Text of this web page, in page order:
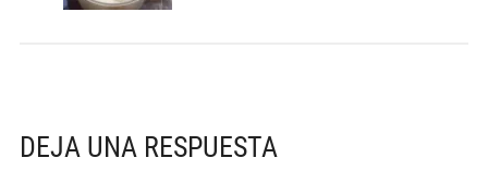
DEJA UNA RESPUESTA